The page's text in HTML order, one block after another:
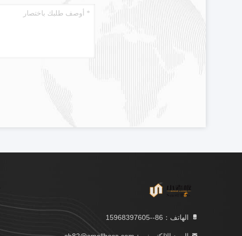
الهاتف：86--15968397605